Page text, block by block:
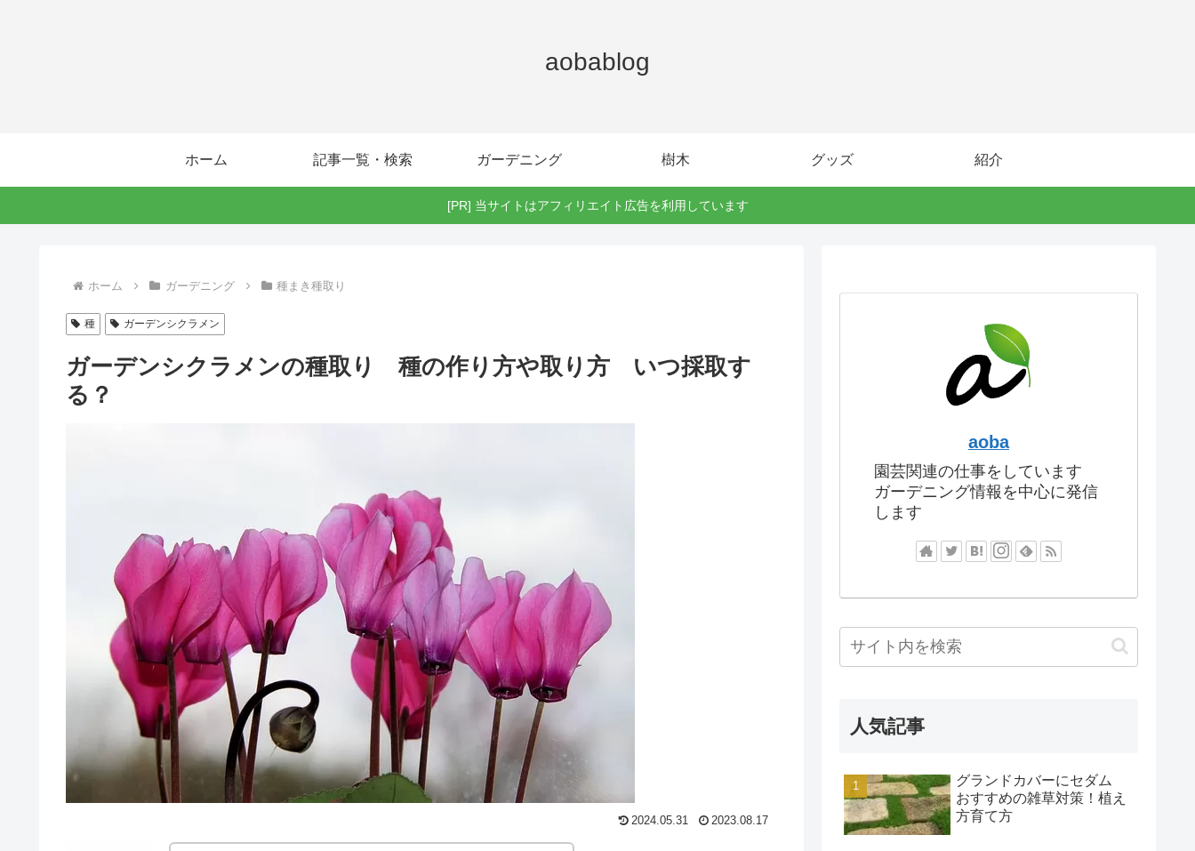
aobablog
ホーム 記事一覧・検索 ガーデニング 樹木 グッズ 紹介
[PR] 当サイトはアフィリエイト広告を利用しています
ホーム ガーデニング 種まき種取り
種 ガーデンシクラメン
ガーデンシクラメンの種取り 種の作り方や取り方 いつ採取す
る？
2024.05.31 2023.08.17
aoba
園芸関連の仕事をしています
ガーデニング情報を中心に発信
します
人気記事
グランドカバーにセダム
おすすめの雑草対策！植え
方育て方